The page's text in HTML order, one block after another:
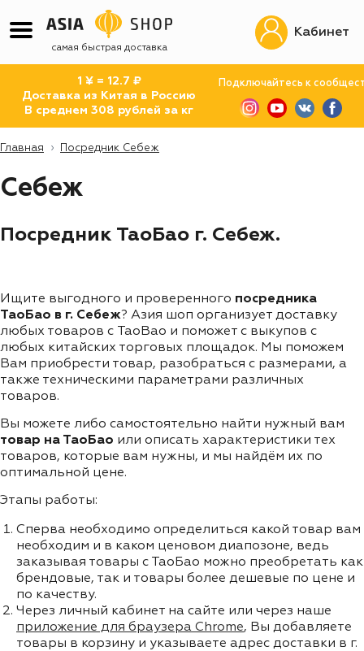
самая быстрая доставка
1 ¥ = 12.7 ₽
Доставка из Китая в Россию
В среднем 308 рублей за кг
Подключайтесь к
Кабинет
Главная Посредник Себеж
Себеж
Посредник ТаоБао г. Себеж.
Ищите выгодного и проверенного посредника
ТаоБао в г. Себеж? Азия шоп организует доставку
любых товаров с TaoBao и поможет с выкупов с
любых китайских торговых площадок. Мы поможем
Вам приобрести товар, разобраться с размерами, а
также техническими параметрами различных
товаров.
Вы можете либо самостоятельно найти нужный вам
товар на ТаоБао или описать характеристики тех
товаров, которые вам нужны, и мы найдём их по
оптимальной цене.
Этапы работы:
Сперва необходимо определиться какой товар вам
необходим и в каком ценовом диапозоне, ведь
заказывая товары с ТаоБао можно преобретать как
брендовые, так и товары более дешевые по цене и
по качеству.
Через личный кабинет на сайте или через наше
приложение для браузера Chrome, Вы добавляете
товары в корзину и указываете адрес доставки в г.